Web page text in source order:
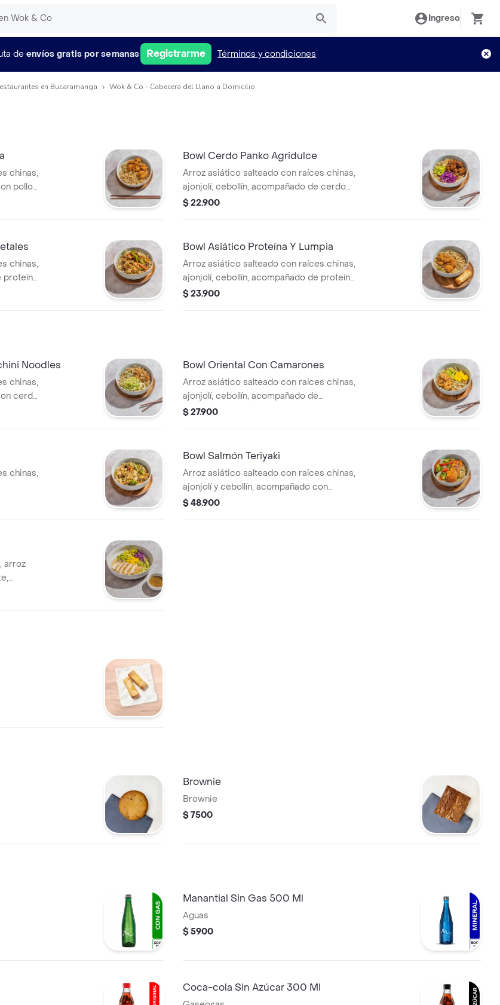
Ingreso
de envíos gratis por semanas Registrarme Términos y condiciones
en Bucaramanga Wok & Co - Cabecera del Llano a Domicilio
chinas,
pollo
Bowl Cerdo Panko Agridulce
Arroz asiático salteado con raíces chinas,
ajonjolí, cebollín, acompañado de cerdo
panko y salsa oriental, edamame y repollo.
$ 22.900
chinas,
proteína
wok.
Bowl Asiático Proteína Y Lumpia
Arroz asiático salteado con raíces chinas,
ajonjolí, cebollín, acompañado de proteína
a elección y lumpia.
$ 23.900
Noodles
chinas,
cerdo
Bowl Oriental Con Camarones
Arroz asiático salteado con raíces chinas,
ajonjolí, cebollín, acompañado de
camarones chilli garlic, edamame y
$ 27.900
chinas,
Bowl Salmón Teriyaki
Arroz asiático salteado con raíces chinas,
ajonjolí y cebollín, acompañado con
salmón teriyaki y vegetales orientales al
$ 48.900
arroz
Brownie
Brownie
$ 7500
Manantial Sin Gas 500 Ml
Aguas
$ 5900
Coca-cola Sin Azúcar 300 Ml